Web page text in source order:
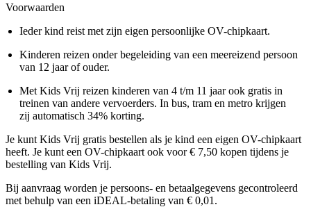
Voorwaarden
Ieder kind reist met zijn eigen persoonlijke OV-chipkaart.
Kinderen reizen onder begeleiding van een meereizend persoon
van 12 jaar of ouder.
Met Kids Vrij reizen kinderen van 4 t/m 11 jaar ook gratis in
treinen van andere vervoerders. In bus, tram en metro krijgen
zij automatisch 34% korting.
Je kunt Kids Vrij gratis bestellen als je kind een eigen OV-chipkaart
heeft. Je kunt een OV-chipkaart ook voor € 7,50 kopen tijdens je
bestelling van Kids Vrij.
Bij aanvraag worden je persoons- en betaalgegevens gecontroleerd
met behulp van een iDEAL-betaling van € 0,01.